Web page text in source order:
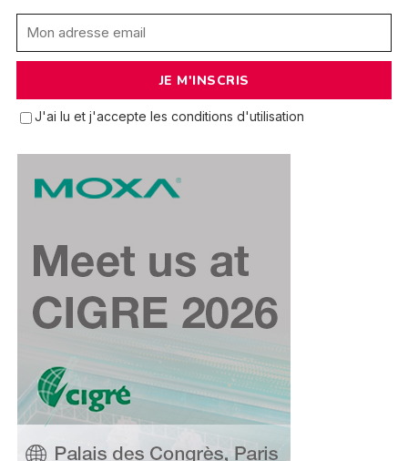
J'ai lu et j'accepte les conditions d'utilisation